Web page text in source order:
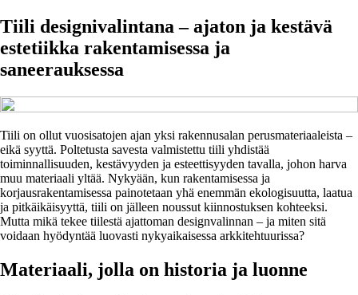
Tiili designivalintana – ajaton ja kestävä
estetiikka rakentamisessa ja
saneerauksessa
Tiili on ollut vuosisatojen ajan yksi rakennusalan perusmateriaaleista –
eikä syyttä. Poltetusta savesta valmistettu tiili yhdistää
toiminnallisuuden, kestävyyden ja esteettisyyden tavalla, johon harva
muu materiaali yltää. Nykyään, kun rakentamisessa ja
korjausrakentamisessa painotetaan yhä enemmän ekologisuutta, laatua
ja pitkäikäisyyttä, tiili on jälleen noussut kiinnostuksen kohteeksi.
Mutta mikä tekee tiilestä ajattoman designvalinnan – ja miten sitä
voidaan hyödyntää luovasti nykyaikaisessa arkkitehtuurissa?
Materiaali, jolla on historia ja luonne